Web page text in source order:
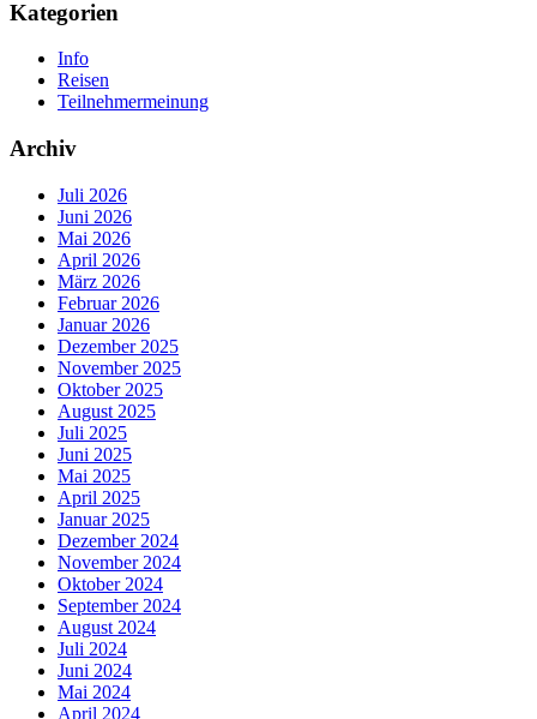
Kategorien
Info
Reisen
Teilnehmermeinung
Archiv
Juli 2026
Juni 2026
Mai 2026
April 2026
März 2026
Februar 2026
Januar 2026
Dezember 2025
November 2025
Oktober 2025
August 2025
Juli 2025
Juni 2025
Mai 2025
April 2025
Januar 2025
Dezember 2024
November 2024
Oktober 2024
September 2024
August 2024
Juli 2024
Juni 2024
Mai 2024
April 2024